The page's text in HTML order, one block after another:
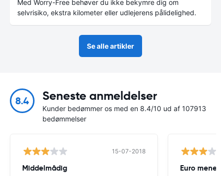
Med Worry-Free behøver du ikke bekymre dig om
selvrisiko, ekstra kilometer eller udlejerens pålidelighed.
Se alle artikler
8.4 Seneste anmeldelser
Kunder bedømmer os med en 8.4/10 ud af 107913
bedømmelser
15-07-2018
Middelmådig Euro